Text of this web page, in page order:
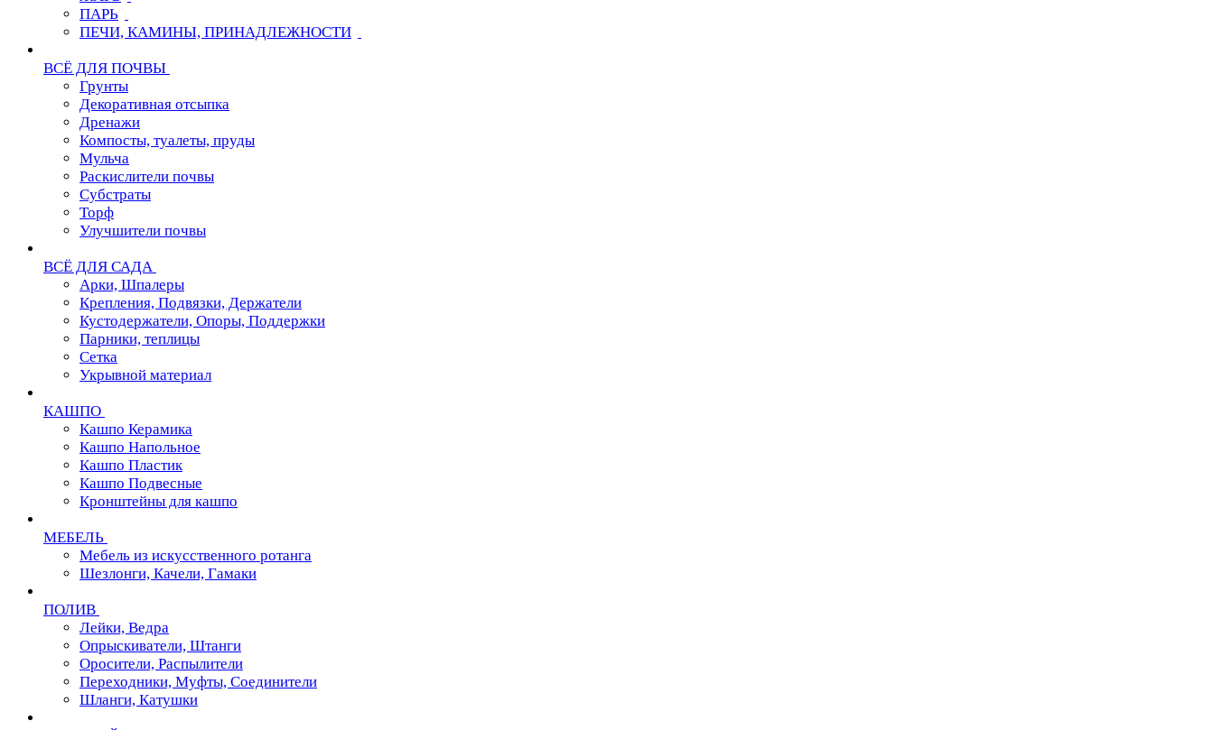
ПАРЬ
ПЕЧИ, КАМИНЫ, ПРИНАДЛЕЖНОСТИ
ВСЁ ДЛЯ ПОЧВЫ
Грунты
Декоративная отсыпка
Дренажи
Компосты, туалеты, пруды
Мульча
Раскислители почвы
Субстраты
Торф
Улучшители почвы
ВСЁ ДЛЯ САДА
Арки, Шпалеры
Крепления, Подвязки, Держатели
Кустодержатели, Опоры, Поддержки
Парники, теплицы
Сетка
Укрывной материал
КАШПО
Кашпо Керамика
Кашпо Напольное
Кашпо Пластик
Кашпо Подвесные
Кронштейны для кашпо
МЕБЕЛЬ
Мебель из искусственного ротанга
Шезлонги, Качели, Гамаки
ПОЛИВ
Лейки, Ведра
Опрыскиватели, Штанги
Оросители, Распылители
Переходники, Муфты, Соединители
Шланги, Катушки